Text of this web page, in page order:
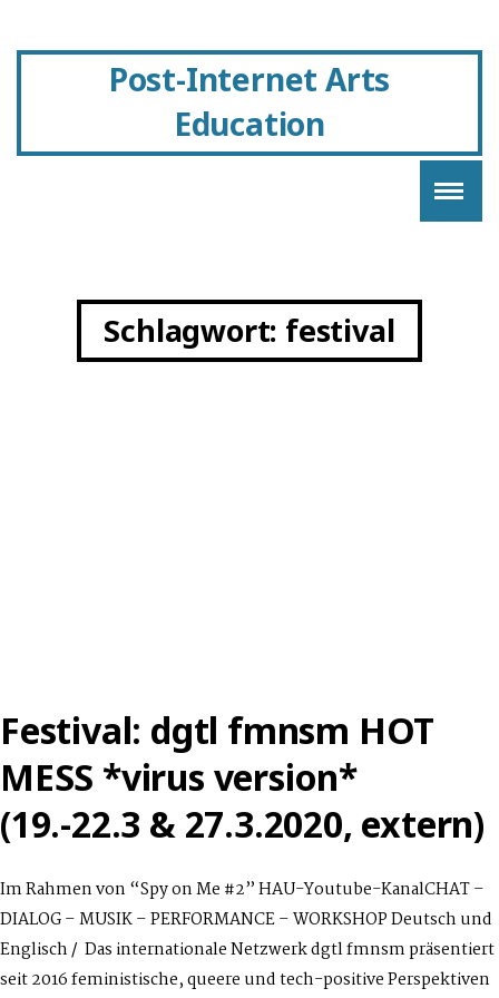
Post-Internet Arts
Education
Schlagwort: festival
Festival: dgtl fmnsm HOT
MESS *virus version*
(19.-22.3 & 27.3.2020, extern)
Im Rahmen von “Spy on Me #2” HAU-Youtube-KanalCHAT –
DIALOG – MUSIK – PERFORMANCE – WORKSHOP Deutsch und
Englisch / Das internationale Netzwerk dgtl fmnsm präsentiert
seit 2016 feministische, queere und tech-positive Perspektiven